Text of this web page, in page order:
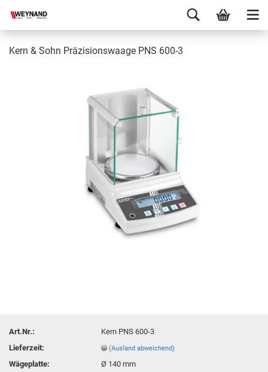
Kern & Sohn Präzisionswaage PNS 600-3
Art.Nr.:
Kern PNS 600-3
Lieferzeit:
(Ausland abweichend)
Wägeplatte:
Ø 140 mm